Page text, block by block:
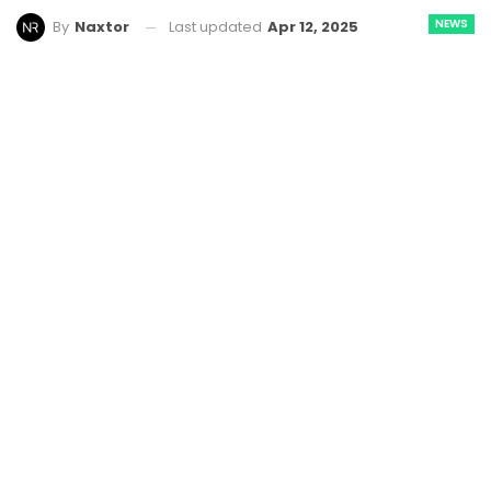
NEWS
By Naxtor Last updated Apr 12, 2025